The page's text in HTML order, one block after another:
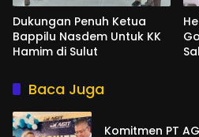
Dukungan Penuh Ketua
Bappilu Nasdem Untuk KK
Hamim di Sulut
Baca Juga
Komitmen PT